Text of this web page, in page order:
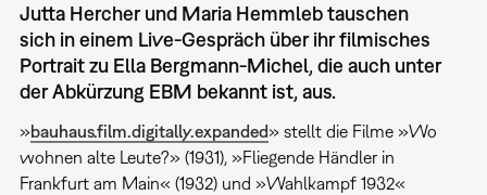
Jutta Hercher und Maria Hemmleb tauschen
sich in einem Live-Gespräch über ihr filmisches
Portrait zu Ella Bergmann-Michel, die auch unter
der Abkürzung EBM bekannt ist, aus.
»bauhaus.film.digitally.expanded» stellt die Filme »Wo
wohnen alte Leute?» (1931), »Fliegende Händler in
Frankfurt am Main« (1932) und »Wahlkampf 1932«